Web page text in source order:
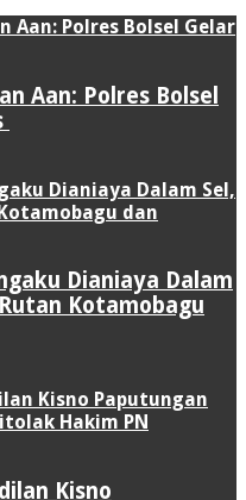
Aan: Polres Bolsel
Dianiaya Dalam
Kotamobagu
Kisno